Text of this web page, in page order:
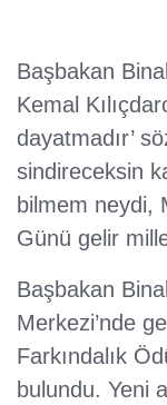
Başbakan
Kemal
dayatmadır’
sindireceksin
bilmem neydi,
Günü gelir
Başbakan
Merkezi’nde
Farkındalık
bulundu. Yeni